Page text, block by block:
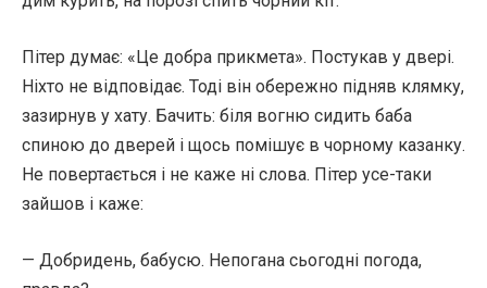
Пітер думає: «Це добра прикмета». Постукав у двері.
Ніхто не відповідає. Тоді він обережно підняв клямку,
зазирнув у хату. Бачить: біля вогню сидить баба
спиною до дверей і щось помішує в чорному казанку.
Не повертається і не каже ні слова. Пітер усе-таки
зайшов і каже:
— Добридень, бабусю. Непогана сьогодні погода,